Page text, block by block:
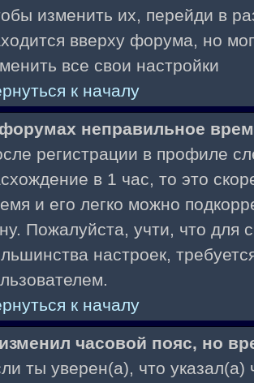
изменить их, перейди в
вверху форума, но
все свои настройки
к началу
неправильное
регистрации в профиле
в 1 час, то это
и его легко можно
Пожалуйста, учти, что для
настроек,
к началу
часовой пояс, но
ты уверен(а), что